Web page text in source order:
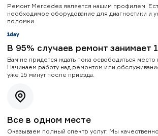
Ремонт Mercedes является нашим профилем.
необходимое оборудование для диагностики и
поломки.
В 95% случаев ремонт занимает
Вам не придется ждать пока освободиться место
Начинаем работу над ремонтом или
уже 15 минут после приезда.
Все в одном месте
Оказываем полный спектр услуг. Мы